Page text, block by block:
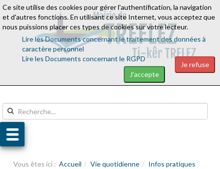
Aller au contenu Aller au menu
Vous êtes ici : Accueil Vie quotidienne
Infos pratiques
Ce site utilise des cookies pour gérer l'authentification, la navigation
et d'autres fonctions. En utilisant ce site Internet, vous acceptez que
nous puissions placer ces types de cookies sur votre lecteur.
Lire les Documents concernant le traitement des données à
caractère personnel
Lire les Documents concernant le RGPD
Je refuse
J'accepte